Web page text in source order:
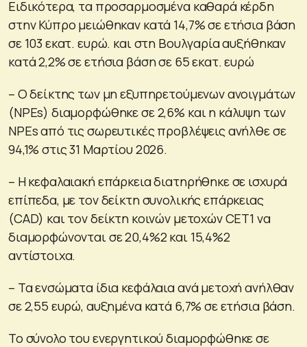
Ειδικότερα, τα προσαρμοσμένα καθαρά κέρδη
στην Κύπρο μειώθηκαν κατά 14,7% σε ετήσια βάση
σε 103 εκατ. ευρώ. και στη Βουλγαρία αυξήθηκαν
κατά 2,2% σε ετήσια βάση σε 65 εκατ. ευρώ
– Ο δείκτης των μη εξυπηρετούμενων ανοιγμάτων
(NPEs) διαμορφώθηκε σε 2,6% και η κάλυψη των
NPEs από τις σωρευτικές προβλέψεις ανήλθε σε
94,1% στις 31 Μαρτίου 2026.
– Η κεφαλαιακή επάρκεια διατηρήθηκε σε ισχυρά
επίπεδα, με τον δείκτη συνολικής επάρκειας
(CAD) και τον δείκτη κοινών μετοχών CET1 να
διαμορφώνονται σε 20,4%2 και 15,4%2
αντίστοιχα.
– Τα ενσώματα ίδια κεφάλαια ανά μετοχή ανήλθαν
σε 2,55 ευρώ, αυξημένα κατά 6,7% σε ετήσια βάση.
To σύνολο του ενεργητικού διαμορφώθηκε σε